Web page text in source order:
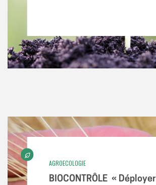
AGROECOLOGIE
BIOCONTRÔLE « Déployer